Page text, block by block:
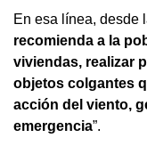
En esa línea, desde
recomienda a la
viviendas, realizar
objetos colgantes
acción del viento,
emergencia”.